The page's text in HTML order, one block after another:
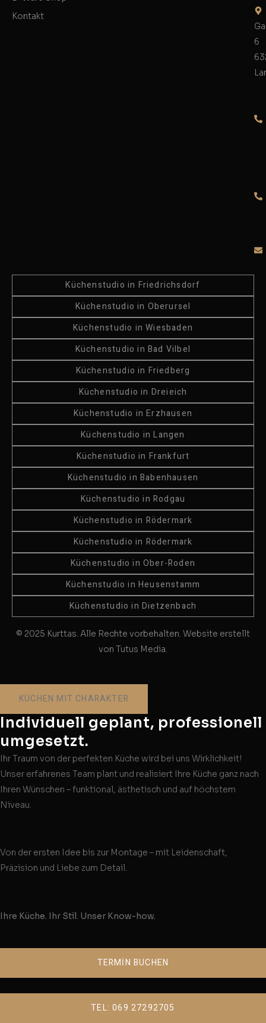
Kontakt
6
Küchenstudio in Friedrichsdorf
Küchenstudio in Oberursel
Küchenstudio in Wiesbaden
Küchenstudio in Bad Vilbel
Küchenstudio in Friedberg
Küchenstudio in Dreieich
Küchenstudio in Erzhausen
Küchenstudio in Langen
Küchenstudio in Frankfurt
Küchenstudio in Babenhausen
Küchenstudio in Rodgau
Küchenstudio in Rödermark
Küchenstudio in Rödermark
Küchenstudio in Ober-Roden
Küchenstudio in Heusenstamm
Küchenstudio in Dietzenbach
© 2025 Kurttas. Alle Rechte vorbehalten. Website erstellt
von Tutus Media.
KÜCHEN MIT CHARAKTER
Individuell geplant, professionell
umgesetzt.
Ihr Traum von der perfekten Küche wird bei uns Wirklichkeit!
Unser erfahrenes Team plant und realisiert Ihre Küche ganz nach
Ihren Wünschen – funktional, ästhetisch und auf höchstem
Niveau.
Von der ersten Idee bis zur Montage – mit Leidenschaft,
Präzision und Liebe zum Detail.
Ihre Küche. Ihr Stil. Unser Know-how.
TERMİN BUCHEN
TEL: 069 27292705